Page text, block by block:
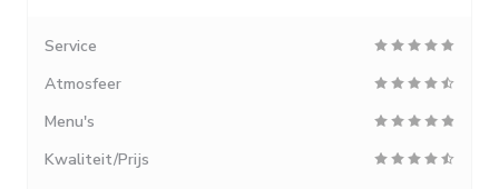
Service
Atmosfeer
Menu's
Kwaliteit/Prijs